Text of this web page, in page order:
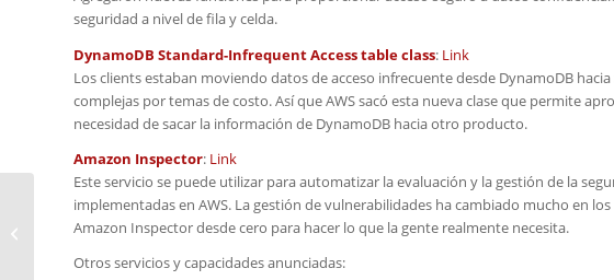
seguridad a nivel de fila y celda.
DynamoDB Standard-Infrequent Access table class: Link
Los clients estaban moviendo datos de acceso infrecuente desde DynamoDB
complejas por temas de costo. Así que AWS sacó esta nueva clase que permite
necesidad de sacar la información de DynamoDB hacia otro producto.
Amazon Inspector: Link
Este servicio se puede utilizar para automatizar la evaluación y la gestión de la
implementadas en AWS. La gestión de vulnerabilidades ha cambiado mucho en
Amazon Inspector desde cero para hacer lo que la gente realmente necesita.
Otros servicios y capacidades anunciadas:
Google Cloud Next ’21